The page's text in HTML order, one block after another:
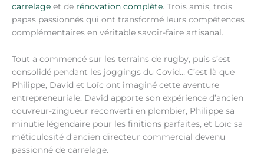
carrelage et de rénovation complète. Trois amis, trois
papas passionnés qui ont transformé leurs compétences
complémentaires en véritable savoir-faire artisanal.
Tout a commencé sur les terrains de rugby, puis s’est
consolidé pendant les joggings du Covid… C’est là que
Philippe, David et Loïc ont imaginé cette aventure
entrepreneuriale. David apporte son expérience d’ancien
couvreur-zingueur reconverti en plombier, Philippe sa
minutie légendaire pour les finitions parfaites, et Loïc sa
méticulosité d’ancien directeur commercial devenu
passionné de carrelage.